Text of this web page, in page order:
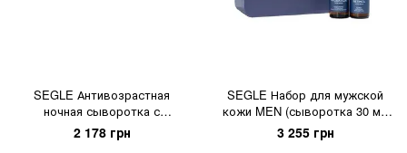
SEGLE Антивозрастная
ночная сыворотка с
ретинолом для мужчин MEN
GLOBAL RETINOL
2 178 грн
SEGLE Набор для мужской
кожи MEN (сыворотка 30 мл
+ сыворотка 30 мл)
3 255 грн